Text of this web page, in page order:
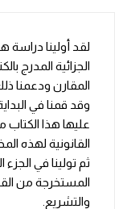
لقد أولينا دراسة
الجزائية المدرج
المقارن ودعمنا
وقد قمنا في
عليها هذا الكتاب
القانونية لهذه
ثم تولينا في الجزء
المستخرجة من
والتشريع.